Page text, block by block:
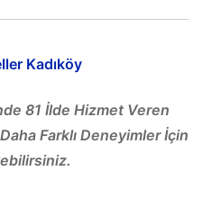
Kadıköy
81 İlde Hizmet Veren
Farklı Deneyimler İçin